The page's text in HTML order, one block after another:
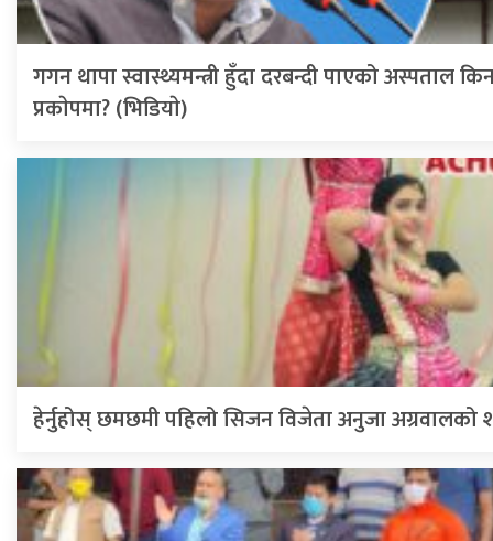
गगन थापा स्वास्थ्यमन्त्री हुँदा दरबन्दी पाएको अस्पताल
प्रकाेपमा? (भिडियाे)
हेर्नुहोस् छमछमी पहिलो सिजन विजेता अनुजा अग्रवालको